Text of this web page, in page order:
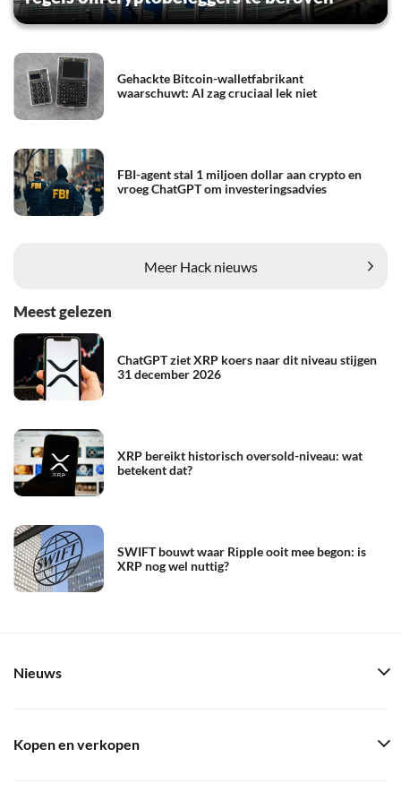
Gehackte Bitcoin-walletfabrikant
waarschuwt: AI zag cruciaal lek niet
FBI-agent stal 1 miljoen dollar aan crypto en
vroeg ChatGPT om investeringsadvies
Meer Hack nieuws
Meest gelezen
ChatGPT ziet XRP koers naar dit niveau stijgen
31 december 2026
XRP bereikt historisch oversold-niveau: wat
betekent dat?
SWIFT bouwt waar Ripple ooit mee begon: is
XRP nog wel nuttig?
Nieuws
Kopen en verkopen